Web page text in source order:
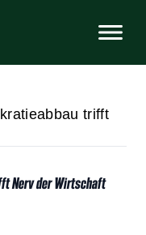
Nerv der Wirtschaft